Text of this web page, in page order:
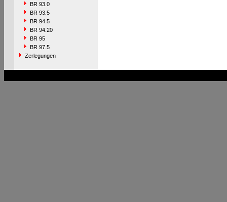
BR 93.0
BR 93.5
BR 94.5
BR 94.20
BR 95
BR 97.5
Zerlegungen